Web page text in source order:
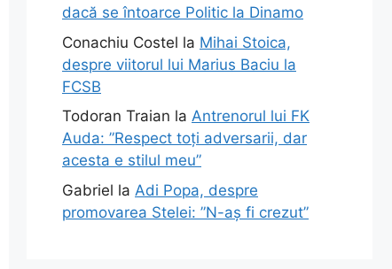
dacă se întoarce Politic la Dinamo
Conachiu Costel la Mihai Stoica,
despre viitorul lui Marius Baciu la
FCSB
Todoran Traian la Antrenorul lui FK
Auda: ”Respect toți adversarii, dar
acesta e stilul meu”
Gabriel la Adi Popa, despre
promovarea Stelei: ”N-aș fi crezut”